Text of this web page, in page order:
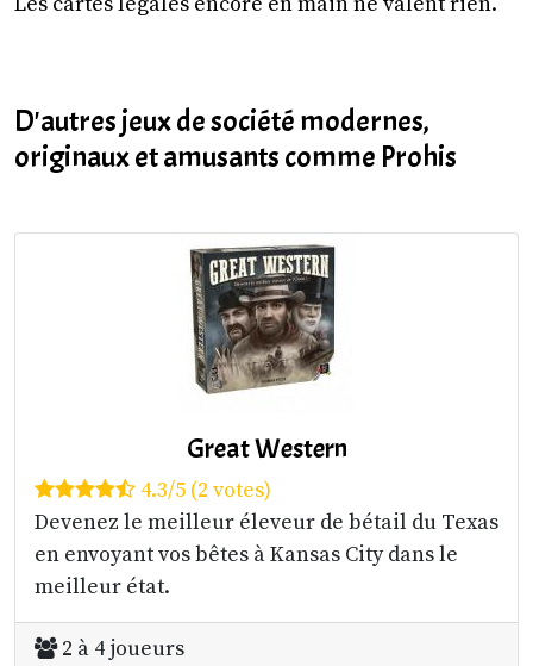
D'autres jeux de société modernes,
originaux et amusants comme Prohis
Great Western
4.3/5 (2 votes)
Devenez le meilleur éleveur de bétail du Texas
en envoyant vos bêtes à Kansas City dans le
meilleur état.
2 à 4 joueurs